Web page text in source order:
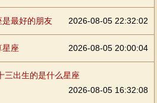
最好的朋友 2026-08-05 22:32:02
星座 2026-08-05 20:00:04
三出生的是什么星座
2026-08-05 16:32:08